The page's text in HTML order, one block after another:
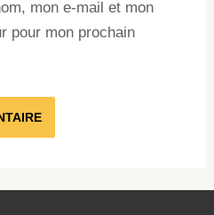
mon e-mail et mon
pour mon prochain